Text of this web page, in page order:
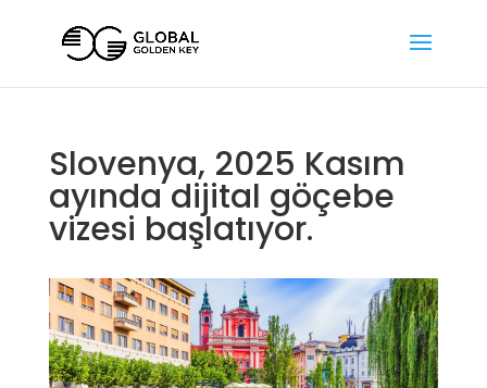
Slovenya, 2025 Kasım
ayında dijital göçebe
vizesi başlatıyor.